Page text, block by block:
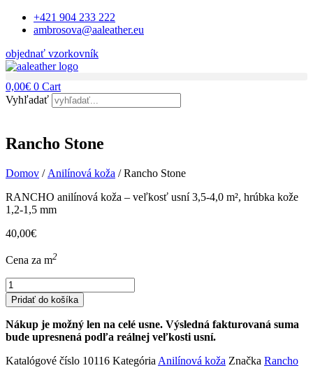
Preskočiť+421 904 233 222
ambrosova@aaleather.eu
objednať vzorkovník
0,00€ 0 Cart
Vyhľadať
Rancho Stone
Domov / Anilínová koža / Rancho Stone
RANCHO anilínová koža – veľkosť usní 3,5-4,0 m², hrúbka kože
1,2-1,5 mm
40,00€
Cena za m2
množstvo
Rancho
Stone
Pridať do košíka
Nákup je možný len na celé usne. Výsledná fakturovaná suma
bude upresnená podľa reálnej veľkosti usní.
Katalógové číslo 10116 Kategória Anilínová koža Značka Rancho